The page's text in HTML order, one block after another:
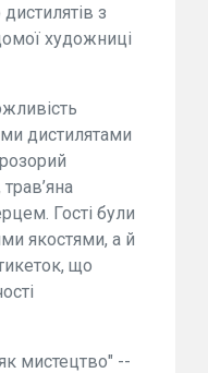
з
художниці
дистилятами
Гості були
якостями, а й
що
мистецтво" --